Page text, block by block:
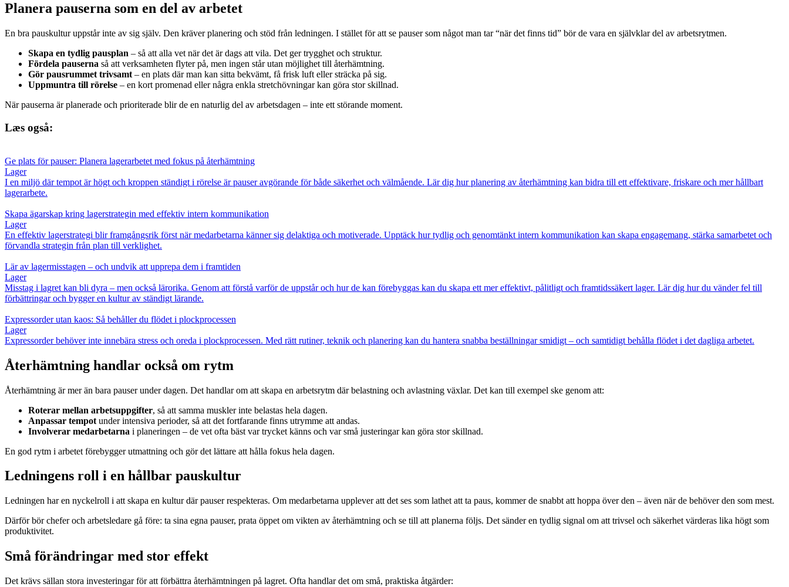
Planera pauserna som en del av arbetet
En bra paus­kultur uppstår inte av sig själv. Den kräver planering och stöd från ledningen. I stället för att se pauser som något man tar “när det finns tid” bör de vara en självklar del av arbetsrytmen.
Skapa en tydlig pausplan – så att alla vet när det är dags att vila. Det ger trygghet och struktur.
Fördela pauserna så att verksamheten flyter på, men ingen står utan möjlighet till återhämtning.
Gör pausrummet trivsamt – en plats där man kan sitta bekvämt, få frisk luft eller sträcka på sig.
Uppmuntra till rörelse – en kort promenad eller några enkla stretchövningar kan göra stor skillnad.
När pauserna är planerade och prioriterade blir de en naturlig del av arbetsdagen – inte ett störande moment.
Læs også:
Ge plats för pauser: Planera lagerarbetet med fokus på återhämtning
Lager
I en miljö där tempot är högt och kroppen ständigt i rörelse är pauser avgörande för både säkerhet och välmående. Lär dig hur planering av återhämtning kan bidra till ett effektivare, friskare och mer hållbart
lagerarbete.
Skapa ägarskap kring lagerstrategin med effektiv intern kommunikation
Lager
En effektiv lagerstrategi blir framgångsrik först när medarbetarna känner sig delaktiga och motiverade. Upptäck hur tydlig och genomtänkt intern kommunikation kan skapa engagemang, stärka samarbetet och
förvandla strategin från plan till verklighet.
Lär av lagermisstagen – och undvik att upprepa dem i framtiden
Lager
Misstag i lagret kan bli dyra – men också lärorika. Genom att förstå varför de uppstår och hur de kan förebyggas kan du skapa ett mer effektivt, pålitligt och framtidssäkert lager. Lär dig hur du vänder fel till
förbättringar och bygger en kultur av ständigt lärande.
Expressorder utan kaos: Så behåller du flödet i plockprocessen
Lager
Expressorder behöver inte innebära stress och oreda i plockprocessen. Med rätt rutiner, teknik och planering kan du hantera snabba beställningar smidigt – och samtidigt behålla flödet i det dagliga arbetet.
Återhämtning handlar också om rytm
Återhämtning är mer än bara pauser under dagen. Det handlar om att skapa en arbetsrytm där belastning och avlastning växlar. Det kan till exempel ske genom att:
Roterar mellan arbetsuppgifter, så att samma muskler inte belastas hela dagen.
Anpassar tempot under intensiva perioder, så att det fortfarande finns utrymme att andas.
Involverar medarbetarna i planeringen – de vet ofta bäst var trycket känns och var små justeringar kan göra stor skillnad.
En god rytm i arbetet förebygger utmattning och gör det lättare att hålla fokus hela dagen.
Ledningens roll i en hållbar paus­kultur
Ledningen har en nyckelroll i att skapa en kultur där pauser respekteras. Om medarbetarna upplever att det ses som lathet att ta paus, kommer de snabbt att hoppa över den – även när de behöver den som mest.
Därför bör chefer och arbetsledare gå före: ta sina egna pauser, prata öppet om vikten av återhämtning och se till att planerna följs. Det sänder en tydlig signal om att trivsel och säkerhet värderas lika högt som
produktivitet.
Små förändringar med stor effekt
Det krävs sällan stora investeringar för att förbättra återhämtningen på lagret. Ofta handlar det om små, praktiska åtgärder: